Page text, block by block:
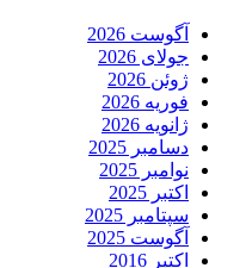
آگوست 2026
جولای 2026
ژوئن 2026
فوریه 2026
ژانویه 2026
دسامبر 2025
نوامبر 2025
اکتبر 2025
سپتامبر 2025
آگوست 2025
اکتبر 2016